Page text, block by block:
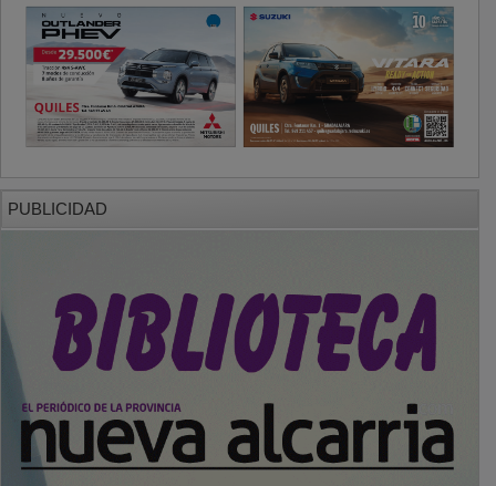
PUBLICIDAD